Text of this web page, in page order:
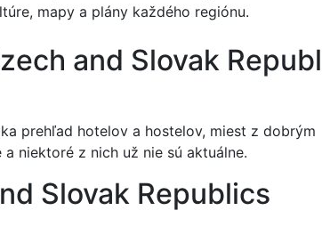
mapy a plány každého regiónu.
and Slovak
prehľad hotelov a hostelov, miest z dobrým
niektoré z nich už nie sú aktuálne.
Slovak Republics